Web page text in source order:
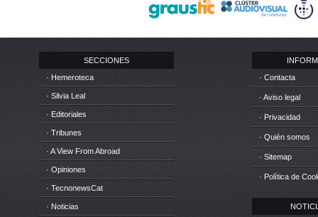
SECCIONES
· Hemeroteca
· Silvia Leal
· Editoriales
· Tribunes
· A View From Abroad
· Opiniones
· TecnonewsCat
· Noticias
· Contacta
· Aviso legal
· Privacidad
· Quién somos
· Sitemap
· Política de